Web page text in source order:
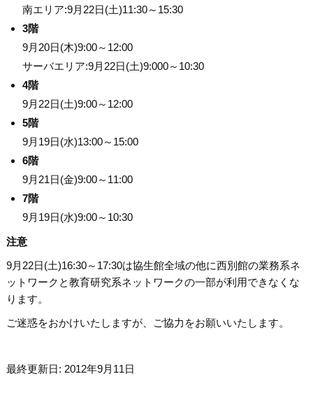
南エリア:9月22日(土)11:30～15:30
3階
9月20日(木)9:00～12:00
サーバエリア:9月22日(土)9:000～10:30
4階
9月22日(土)9:00～12:00
5階
9月19日(水)13:00～15:00
6階
9月21日(金)9:00～11:00
7階
9月19日(水)9:00～10:30
注意
9月22日(土)16:30～17:30は協生館全域の他に西別館の業務系ネ
ットワークと教育研究系ネットワークの一部が利用できなくな
ります。
ご迷惑をおかけいたしますが、ご協力をお願いいたします。
最終更新日: 2012年9月11日